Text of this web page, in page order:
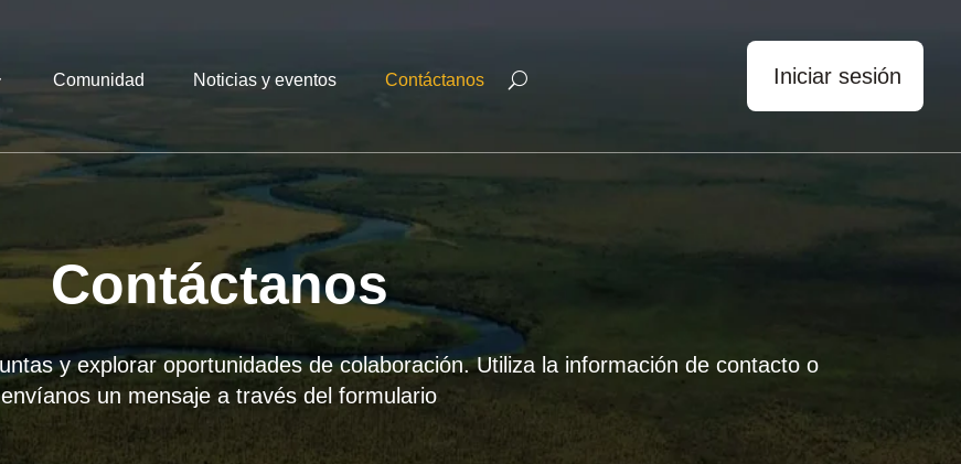
Comunidad Noticias y eventos Contáctanos Iniciar sesión
Contáctanos
y explorar oportunidades de colaboración. Utiliza la información de contacto o
envíanos un mensaje a través del formulario